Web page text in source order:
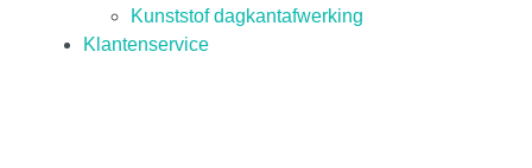
Kunststof dagkantafwerking
Klantenservice